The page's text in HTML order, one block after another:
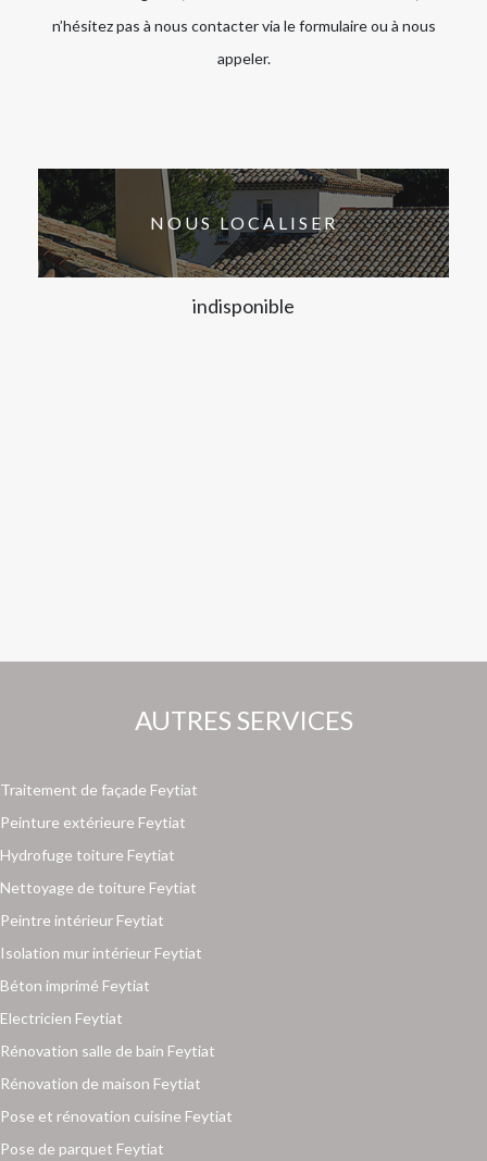
n’hésitez pas à nous contacter via le formulaire ou à nous
appeler.
NOUS LOCALISER
indisponible
AUTRES SERVICES
Traitement de façade Feytiat
Peinture extérieure Feytiat
Hydrofuge toiture Feytiat
Nettoyage de toiture Feytiat
Peintre intérieur Feytiat
Isolation mur intérieur Feytiat
Béton imprimé Feytiat
Electricien Feytiat
Rénovation salle de bain Feytiat
Rénovation de maison Feytiat
Pose et rénovation cuisine Feytiat
Pose de parquet Feytiat